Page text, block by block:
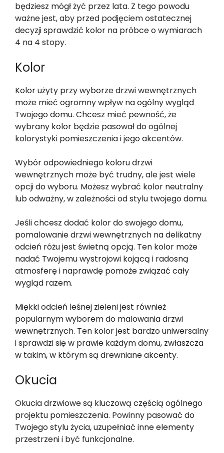
będziesz mógł żyć przez lata. Z tego powodu
ważne jest, aby przed podjęciem ostatecznej
decyzji sprawdzić kolor na próbce o wymiarach
4 na 4 stopy.
Kolor
Kolor użyty przy wyborze drzwi wewnętrznych
może mieć ogromny wpływ na ogólny wygląd
Twojego domu. Chcesz mieć pewność, że
wybrany kolor będzie pasował do ogólnej
kolorystyki pomieszczenia i jego akcentów.
Wybór odpowiedniego koloru drzwi
wewnętrznych może być trudny, ale jest wiele
opcji do wyboru. Możesz wybrać kolor neutralny
lub odważny, w zależności od stylu twojego domu.
Jeśli chcesz dodać kolor do swojego domu,
pomalowanie drzwi wewnętrznych na delikatny
odcień różu jest świetną opcją. Ten kolor może
nadać Twojemu wystrojowi kojącą i radosną
atmosferę i naprawdę pomoże związać cały
wygląd razem.
Miękki odcień leśnej zieleni jest również
popularnym wyborem do malowania drzwi
wewnętrznych. Ten kolor jest bardzo uniwersalny
i sprawdzi się w prawie każdym domu, zwłaszcza
w takim, w którym są drewniane akcenty.
Okucia
Okucia drzwiowe są kluczową częścią ogólnego
projektu pomieszczenia. Powinny pasować do
Twojego stylu życia, uzupełniać inne elementy
przestrzeni i być funkcjonalne.